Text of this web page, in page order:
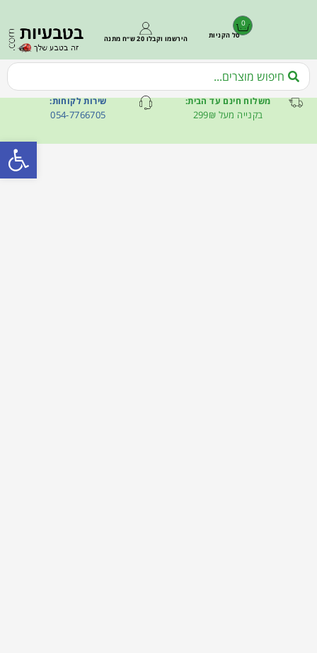
0
סל הקניות הירשמו וקבלו 20 ש״ח מתנה
משלוח חינם עד הבית:
בקנייה מעל 299₪
שירות לקוחות:
054-7766705
פתח